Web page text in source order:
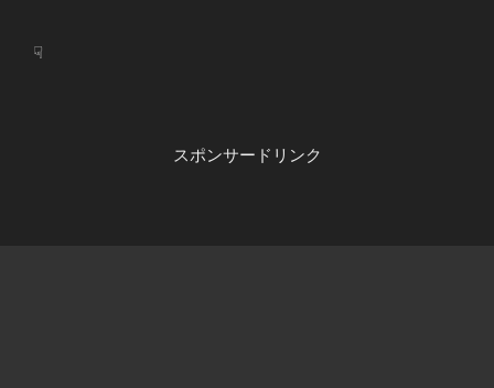
☟
スポンサードリンク